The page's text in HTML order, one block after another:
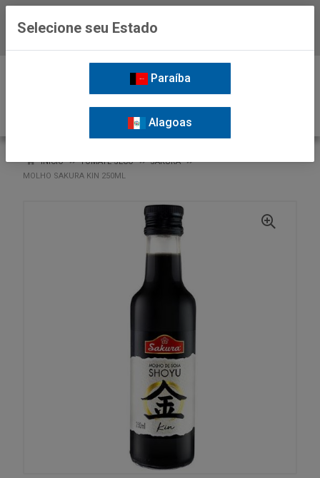
INÍCIO TOMATE SECO
SAKURA
MOLHO SAKURA KIN 250ML
Selecione seu Estado
Paraíba
Alagoas